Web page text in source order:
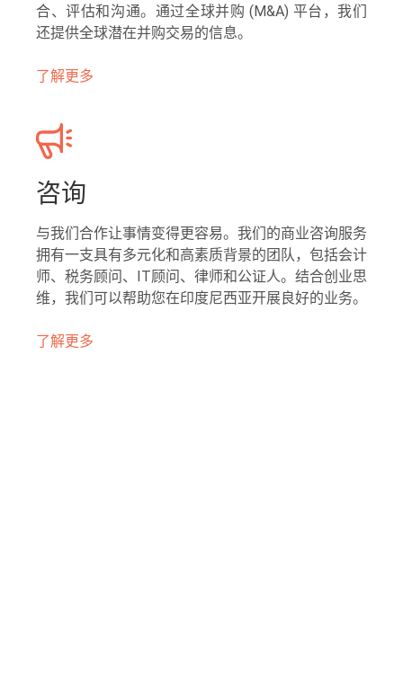
合、评估和沟通。通过全球并购 (M&A) 平台，我们
还提供全球潜在并购交易的信息。
了解更多
咨询
与我们合作让事情变得更容易。我们的商业咨询服务
拥有一支具有多元化和高素质背景的团队，包括会计
师、税务顾问、IT顾问、律师和公证人。结合创业思
维，我们可以帮助您在印度尼西亚开展良好的业务。
了解更多